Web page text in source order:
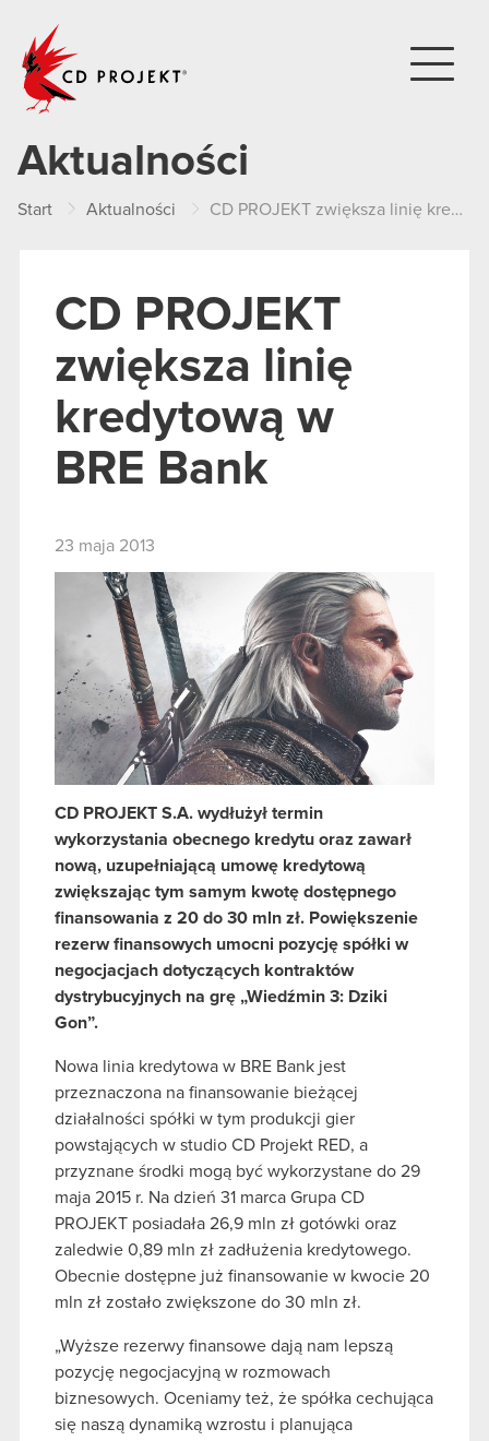
Aktualności
Start Aktualności CD PROJEKT zwiększa linię kredytową w BRE Bank
CD PROJEKT
zwiększa linię
kredytową w
BRE Bank
23 maja 2013
CD PROJEKT S.A. wydłużył termin
wykorzystania obecnego kredytu oraz zawarł
nową, uzupełniającą umowę kredytową
zwiększając tym samym kwotę dostępnego
finansowania z 20 do 30 mln zł. Powiększenie
rezerw finansowych umocni pozycję spółki w
negocjacjach dotyczących kontraktów
dystrybucyjnych na grę „Wiedźmin 3: Dziki
Gon”.
Nowa linia kredytowa w BRE Bank jest
przeznaczona na finansowanie bieżącej
działalności spółki w tym produkcji gier
powstających w studio CD Projekt RED, a
przyznane środki mogą być wykorzystane do 29
maja 2015 r. Na dzień 31 marca Grupa CD
PROJEKT posiadała 26,9 mln zł gotówki oraz
zaledwie 0,89 mln zł zadłużenia kredytowego.
Obecnie dostępne już finansowanie w kwocie 20
mln zł zostało zwiększone do 30 mln zł.
„Wyższe rezerwy finansowe dają nam lepszą
pozycję negocjacyjną w rozmowach
biznesowych. Oceniamy też, że spółka cechująca
się naszą dynamiką wzrostu i planująca